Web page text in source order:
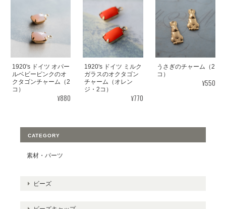
1920's ドイツ オパー
ルベビーピンクのオ
クタゴンチャーム（2
コ）
¥880
1920's ドイツ ミルク
ガラスのオクタゴン
チャーム（オレン
ジ・2コ）
¥770
うさぎのチャーム（2
コ）
¥550
CATEGORY
素材・パーツ
ビーズ